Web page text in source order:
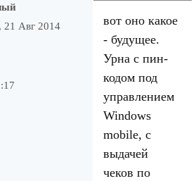
21 Авг 2014
вот оно какое
- будущее.
Урна с пин-
кодом под
управлением
Windows
mobile, с
выдачей
чеков по